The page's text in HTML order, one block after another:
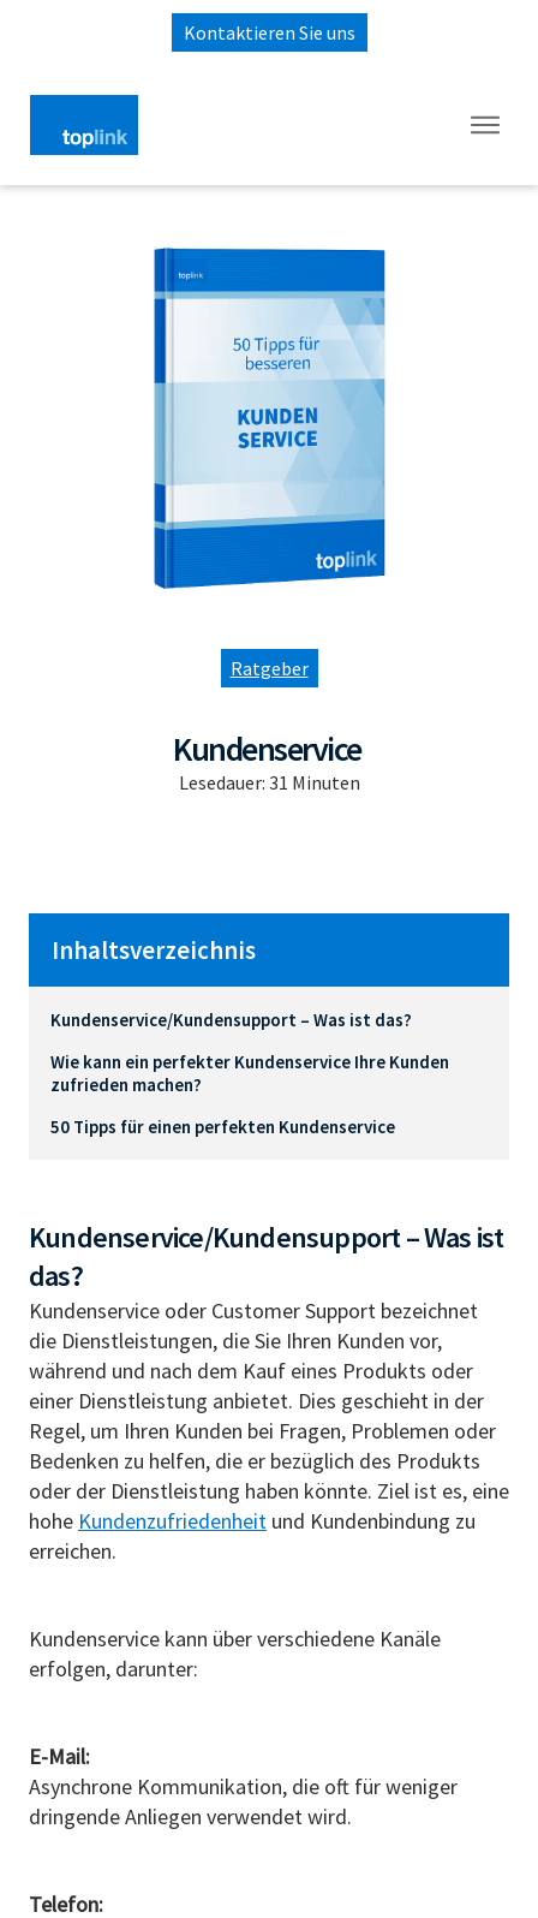
Kontaktieren Sie uns
Ratgeber
Kundenservice
Lesedauer: 31 Minuten
Inhaltsverzeichnis
Kundenservice/Kundensupport – Was ist das?
Wie kann ein perfekter Kundenservice Ihre Kunden
zufrieden machen?
50 Tipps für einen perfekten Kundenservice
Kundenservice/Kundensupport – Was ist
das?
Kundenservice oder Customer Support bezeichnet
die Dienstleistungen, die Sie Ihren Kunden vor,
während und nach dem Kauf eines Produkts oder
einer Dienstleistung anbietet. Dies geschieht in der
Regel, um Ihren Kunden bei Fragen, Problemen oder
Bedenken zu helfen, die er bezüglich des Produkts
oder der Dienstleistung haben könnte. Ziel ist es, eine
hohe Kundenzufriedenheit und Kundenbindung zu
erreichen.
Kundenservice kann über verschiedene Kanäle
erfolgen, darunter:
E-Mail:
Asynchrone Kommunikation, die oft für weniger
dringende Anliegen verwendet wird.
Telefon: